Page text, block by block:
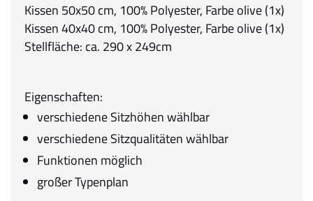
Kissen 50x50 cm, 100% Polyester, Farbe olive (1x)
Kissen 40x40 cm, 100% Polyester, Farbe olive (1x)
Stellfläche: ca. 290 x 249cm
Eigenschaften:
verschiedene Sitzhöhen wählbar
verschiedene Sitzqualitäten wählbar
Funktionen möglich
großer Typenplan